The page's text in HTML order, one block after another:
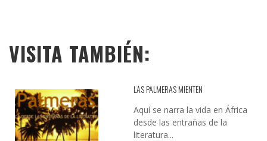
VISITA TAMBIÉN:
LAS PALMERAS MIENTEN
Aquí se narra la vida en África
desde las entrañas de la
literatura...